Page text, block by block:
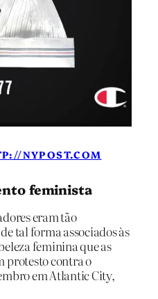
NYPOST.COM
feminista
eram tão
tal forma associados às
feminina que as
protesto contra o
em Atlantic City,